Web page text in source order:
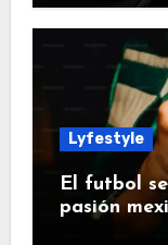
Lyfestyle
El futbol
pasión